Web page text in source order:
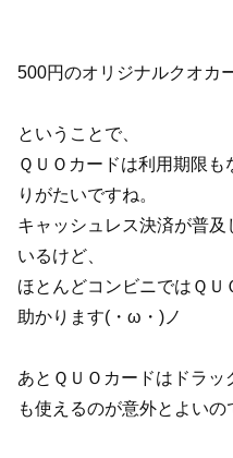
500円のオリジナルクオカ
ということで、
ＱＵＯカードは利用期限
りがたいですね。
キャッシュレス決済が普
いるけど、
ほとんどコンビニではＱＵ
助かります(・ω・)ノ
あとＱＵＯカードはドラ
も使えるのが意外とよいの